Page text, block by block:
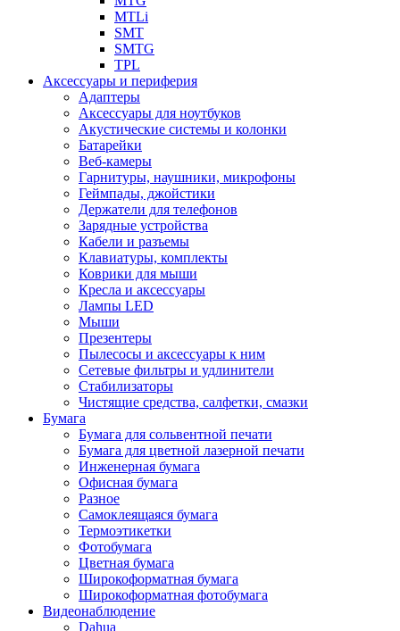
MTLi
SMT
SMTG
TPL
Аксессуары и периферия
Адаптеры
Аксессуары для ноутбуков
Акустические системы и колонки
Батарейки
Веб-камеры
Гарнитуры, наушники, микрофоны
Геймпады, джойстики
Держатели для телефонов
Зарядные устройства
Кабели и разъемы
Клавиатуры, комплекты
Коврики для мыши
Кресла и аксессуары
Лампы LED
Мыши
Презентеры
Пылесосы и аксессуары к ним
Сетевые фильтры и удлинители
Стабилизаторы
Чистящие средства, салфетки, смазки
Бумага
Бумага для сольвентной печати
Бумага для цветной лазерной печати
Инженерная бумага
Офисная бумага
Разное
Самоклеящаяся бумага
Термоэтикетки
Фотобумага
Цветная бумага
Широкоформатная бумага
Широкоформатная фотобумага
Видеонаблюдение
Dahua